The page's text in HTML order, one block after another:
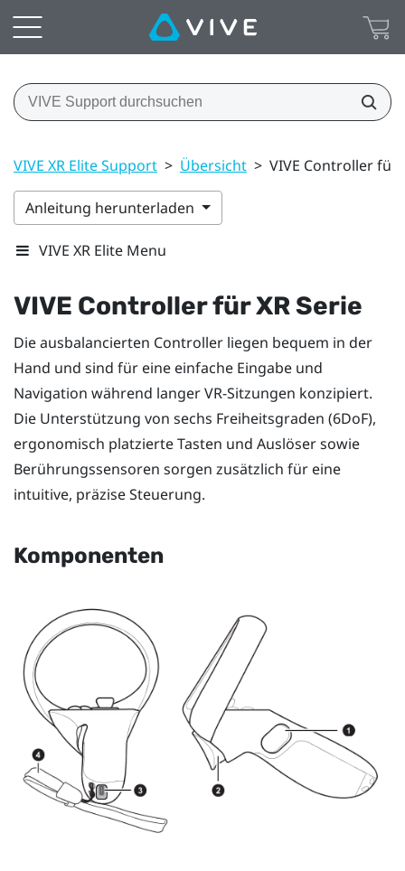
VIVE XR Elite Support > Übersicht > VIVE Controller für
Anleitung herunterladen
VIVE XR Elite Menu
VIVE Controller für XR Serie
Die ausbalancierten Controller liegen bequem in der
Hand und sind für eine einfache Eingabe und
Navigation während langer VR-Sitzungen konzipiert.
Die Unterstützung von sechs Freiheitsgraden (6DoF),
ergonomisch platzierte Tasten und Auslöser sowie
Berührungssensoren sorgen zusätzlich für eine
intuitive, präzise Steuerung.
Komponenten